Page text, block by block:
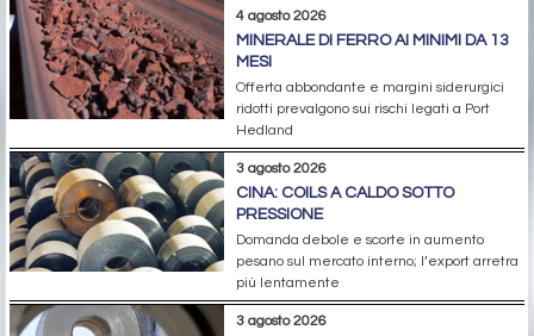
4 agosto 2026
MINERALE DI FERRO AI MINIMI DA 13
MESI
Offerta abbondante e margini siderurgici
ridotti prevalgono sui rischi legati a Port
Hedland
3 agosto 2026
CINA: COILS A CALDO SOTTO
PRESSIONE
Domanda debole e scorte in aumento
pesano sul mercato interno; l’export arretra
più lentamente
3 agosto 2026